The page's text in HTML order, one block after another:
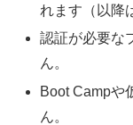
れます（以降
認証が必要な
ん。
Boot Campや
ん。